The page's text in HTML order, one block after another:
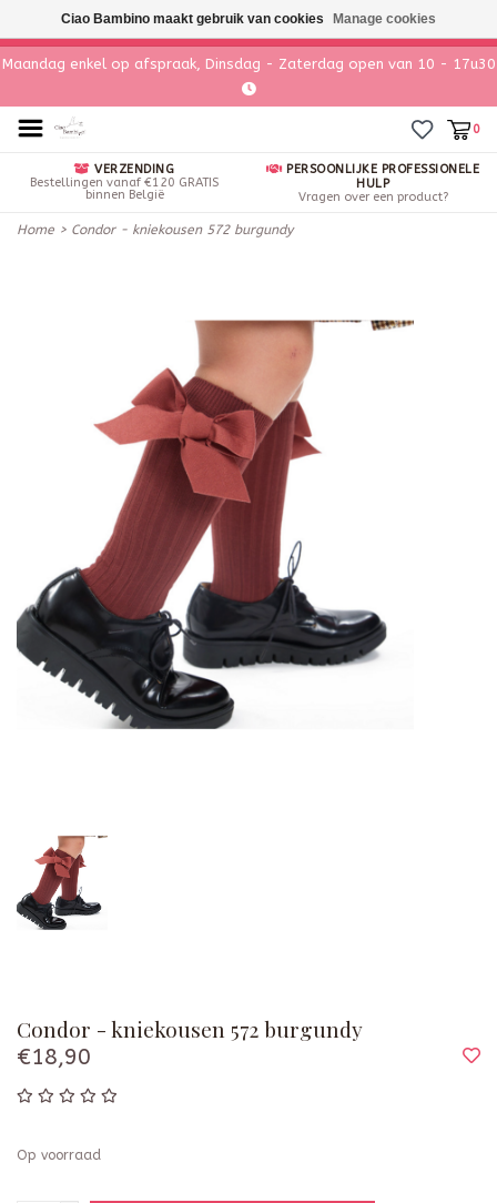
Maandag enkel op afspraak, Dinsdag - Zaterdag open van 10 - 17u30
0
VERZENDING
Bestellingen vanaf €120 GRATIS
binnen België
PERSOONLIJKE PROFESSIONELE
HULP
Vragen over een product?
Home > Condor - kniekousen 572 burgundy
Condor - kniekousen 572 burgundy
€18,90
Op voorraad
Ciao Bambino maakt gebruik van cookies Manage cookies